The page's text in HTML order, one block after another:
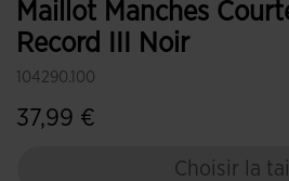
Maillot Manches
Record III Noir
104290.100
37,99 €
Choisir la